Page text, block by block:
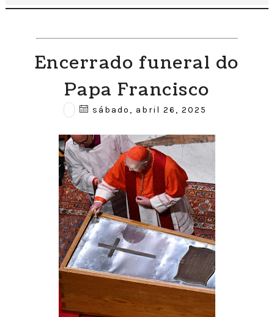
Encerrado funeral do
Papa Francisco
sábado, abril 26, 2025